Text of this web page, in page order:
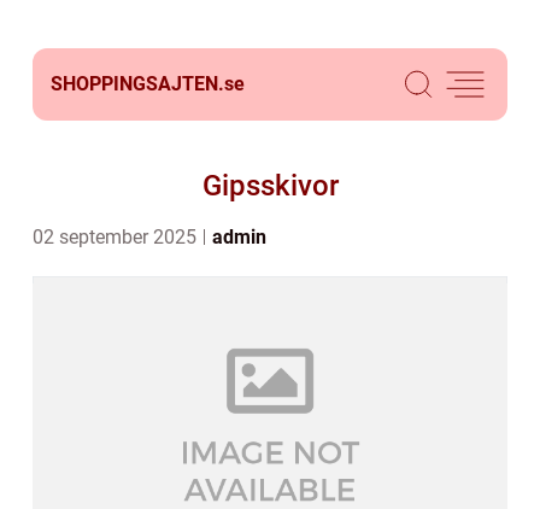
SHOPPINGSAJTEN.se
Gipsskivor
02 september 2025 admin